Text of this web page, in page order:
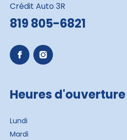
Crédit Auto 3R
819 805-6821
Heures d'ouverture
Lundi
Mardi